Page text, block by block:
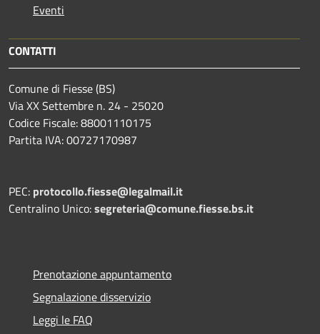
Eventi
CONTATTI
Comune di Fiesse (BS)
Via XX Settembre n. 24 - 25020
Codice Fiscale: 88001110175
Partita IVA: 00727170987
PEC: protocollo.fiesse@legalmail.it
Centralino Unico:segreteria@comune.fiesse.bs.it
Prenotazione appuntamento
Segnalazione disservizio
Leggi le FAQ